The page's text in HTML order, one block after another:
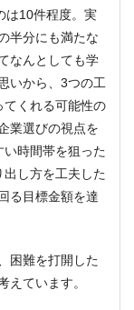
は10件程度。実
半分にも満たな
なんとしても学
いから、3つの工
てくれる可能性の
業選びの視点を
時間帯を狙った
し方を工夫した
る目標金額を達
困難を打開した
えています。